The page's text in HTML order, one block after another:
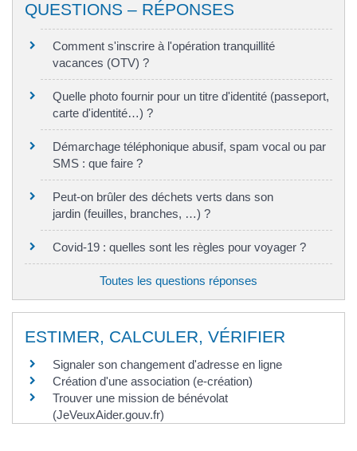
QUESTIONS – RÉPONSES
Comment s'inscrire à l'opération tranquillité
vacances (OTV) ?
Quelle photo fournir pour un titre d'identité (passeport,
carte d'identité…) ?
Démarchage téléphonique abusif, spam vocal ou par
SMS : que faire ?
Peut-on brûler des déchets verts dans son
jardin (feuilles, branches, …) ?
Covid-19 : quelles sont les règles pour voyager ?
Toutes les questions réponses
ESTIMER, CALCULER, VÉRIFIER
Signaler son changement d'adresse en ligne
Création d'une association (e-création)
Trouver une mission de bénévolat
(JeVeuxAider.gouv.fr)